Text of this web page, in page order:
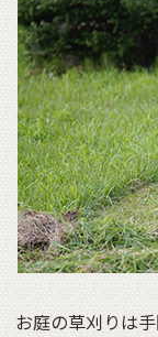
お庭の草刈りは